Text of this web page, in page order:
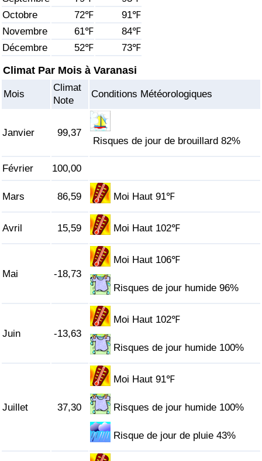
Octobre
72℉
91℉
Novembre
61℉
84℉
Décembre
52℉ 73℉
Climat Par Mois à Varanasi
Mois
Climat
Note
Conditions Météorologiques
Janvier 99,37
Risques de jour de brouillard 82%
Février 100,00
Mars 86,59 Moi Haut 91℉
Avril 15,59 Moi Haut 102℉
Mai -18,73
Moi Haut 106℉
Risques de jour humide 96%
Juin -13,63
Moi Haut 102℉
Risques de jour humide 100%
Juillet 37,30
Moi Haut 91℉
Risques de jour humide 100%
Risque de jour de pluie 43%
Soins de santé
Indice des soins de santé (Actuel)
Indice des soins de santé par Pays
Indice de Pollution (Actuel)
Indice de pollution
Indice de Pollution par Pays
Indice de Trafic (Actuel)
Indice de Trafic par Pays